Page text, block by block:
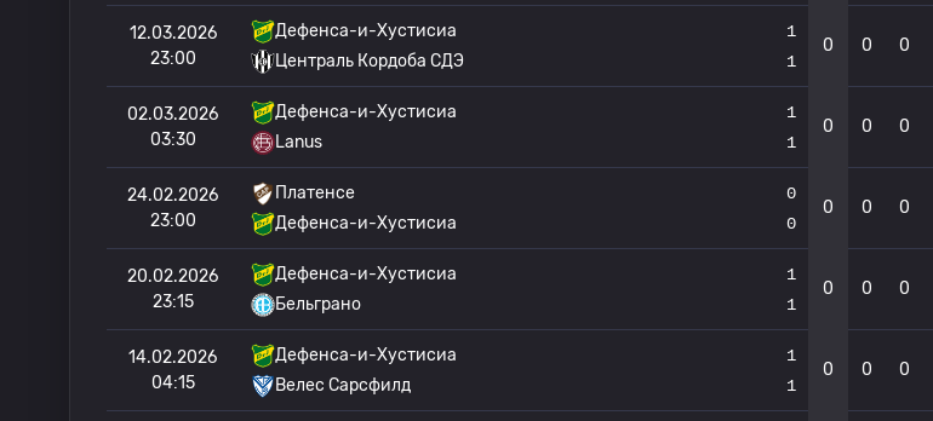
12.03.2026
23:00
Дефенса-и-Хустисиа
Централь Кордоба СДЭ
1
1
0 0 0
02.03.2026
03:30
Дефенса-и-Хустисиа
Lanus
1
1
0 0 0
24.02.2026
23:00
Платенсе
Дефенса-и-Хустисиа
0
0
0 0 0
20.02.2026
23:15
Дефенса-и-Хустисиа
Бельграно
1
1
0 0 0
14.02.2026
04:15
Дефенса-и-Хустисиа
Велес Сарсфилд
1
1
0 0 0